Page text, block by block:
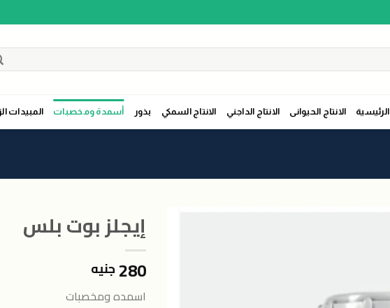
الرئيسية الانتاج الحيوانى الانتاج الداجني الانتاج السمكي بذور أسمدة ومخصبات المبيدات
إيجلز بوت بلس
280 جنيه
اسمده ومخصبات